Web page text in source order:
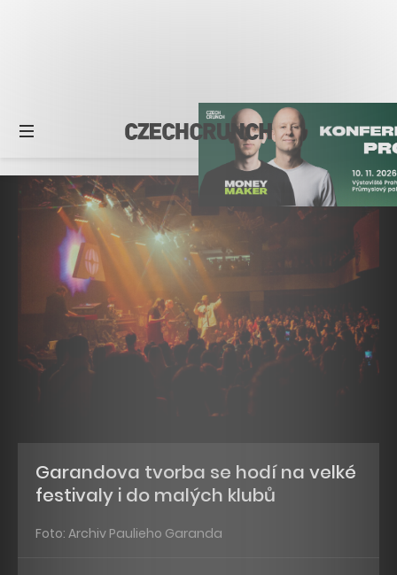
Garandova tvorba se hodí na velké
festivaly i do malých klubů
Foto: Archiv Paulieho Garanda